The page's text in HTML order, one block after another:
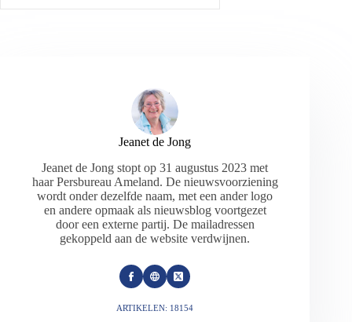
Jeanet de Jong
Jeanet de Jong stopt op 31 augustus 2023 met
haar Persbureau Ameland. De nieuwsvoorziening
wordt onder dezelfde naam, met een ander logo
en andere opmaak als nieuwsblog voortgezet
door een externe partij. De mailadressen
gekoppeld aan de website verdwijnen.
ARTIKELEN: 18154